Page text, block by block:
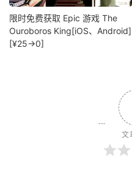
限时免费获取 Epic 游戏 The
Ouroboros King[iOS、Android]
[¥25→0]
文